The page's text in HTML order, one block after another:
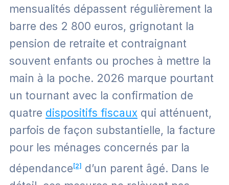
mensualités dépassent régulièrement la
barre des 2 800 euros, grignotant la
pension de retraite et contraignant
souvent enfants ou proches à mettre la
main à la poche. 2026 marque pourtant
un tournant avec la confirmation de
quatre dispositifs fiscaux qui atténuent,
parfois de façon substantielle, la facture
pour les ménages concernés par la
dépendance [2]
d’un parent âgé. Dans le